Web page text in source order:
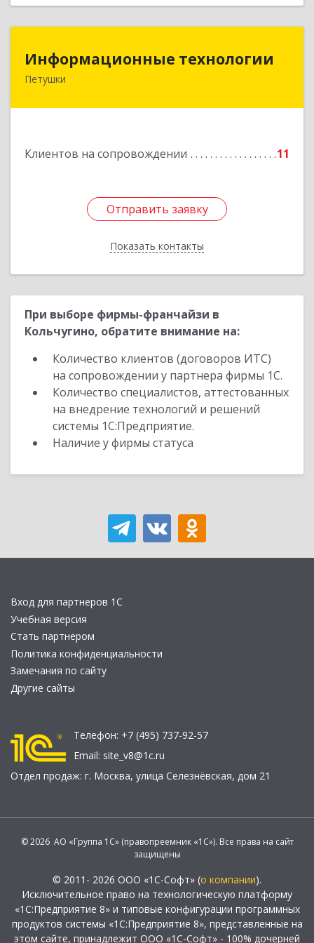
Информационные технологии
Петушки
Клиентов на сопровождении 11
Отправить заявку
Показать контакты
Информационные технологии
Отправить заявку
Назад
При выборе фирмы-франчайзи в
Кольчугино, обратите внимание на:
Количество клиентов (договоров ИТС)
на сопровождении у партнера фирмы 1С.
Количество специалистов, аттестованных
на внедрение технологий и решений
системы 1С:Предприятие.
Наличие у фирмы статуса
Вход для партнеров 1С
Учебная версия
Стать партнером
Политика конфиденциальности
Замечания по сайту
Другие сайты
Телефон: +7 (495) 737-92-57
Email: site_v8@1c.ru
Отдел продаж: г. Москва, улица Селезнёвская, дом 21
© 2026 АО «Группа 1С» (правопреемник «1С»). Все права на сайт
защищены
© 2011- 2026 ООО «1С-Софт» (о компании).
Исключительное право на технологическую платформу
«1С:Предприятие 8» и типовые конфигурации программных
продуктов системы «1С:Предприятие 8», представленные на
этом сайте, принадлежит ООО «1С-Софт» - 100% дочерней